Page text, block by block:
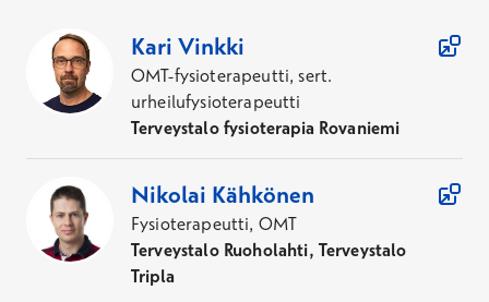
Kari Vinkki
OMT-fysioterapeutti, sert.
urheilufysioterapeutti
Terveystalo fysioterapia Rovaniemi
Nikolai Kähkönen
Fysioterapeutti, OMT
Terveystalo Ruoholahti, Terveystalo
Tripla